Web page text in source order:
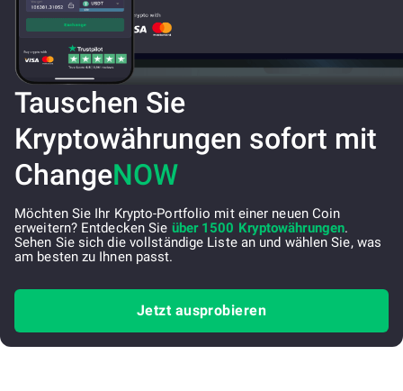
Tauschen Sie
Kryptowährungen sofort mit
ChangeNOW
Möchten Sie Ihr Krypto-Portfolio mit einer neuen Coin
erweitern? Entdecken Sie über 1500 Kryptowährungen.
Sehen Sie sich die vollständige Liste an und wählen Sie, was
am besten zu Ihnen passt.
Jetzt ausprobieren